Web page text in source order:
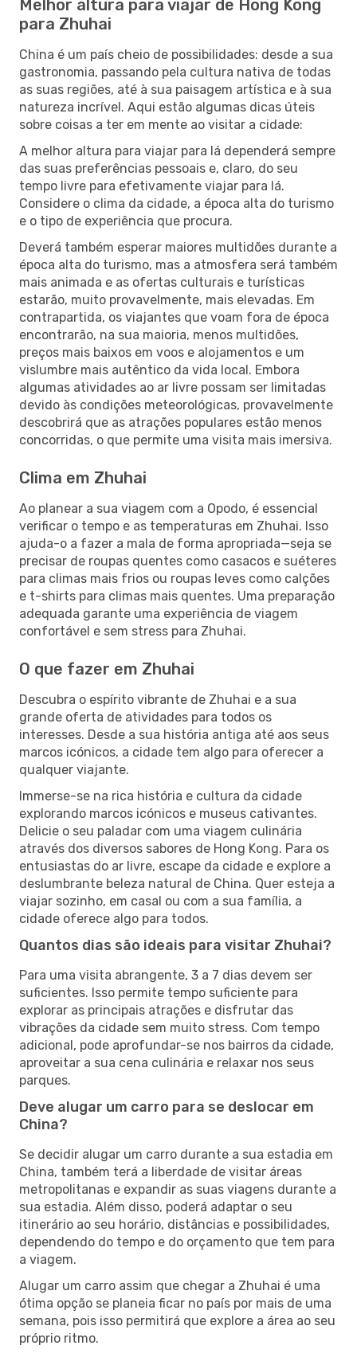
Melhor altura para viajar de Hong Kong
para Zhuhai
China é um país cheio de possibilidades: desde a sua
gastronomia, passando pela cultura nativa de todas
as suas regiões, até à sua paisagem artística e à sua
natureza incrível. Aqui estão algumas dicas úteis
sobre coisas a ter em mente ao visitar a cidade:
A melhor altura para viajar para lá dependerá sempre
das suas preferências pessoais e, claro, do seu
tempo livre para efetivamente viajar para lá.
Considere o clima da cidade, a época alta do turismo
e o tipo de experiência que procura.
Deverá também esperar maiores multidões durante a
época alta do turismo, mas a atmosfera será também
mais animada e as ofertas culturais e turísticas
estarão, muito provavelmente, mais elevadas. Em
contrapartida, os viajantes que voam fora de época
encontrarão, na sua maioria, menos multidões,
preços mais baixos em voos e alojamentos e um
vislumbre mais autêntico da vida local. Embora
algumas atividades ao ar livre possam ser limitadas
devido às condições meteorológicas, provavelmente
descobrirá que as atrações populares estão menos
concorridas, o que permite uma visita mais imersiva.
Clima em Zhuhai
Ao planear a sua viagem com a Opodo, é essencial
verificar o tempo e as temperaturas em Zhuhai. Isso
ajuda-o a fazer a mala de forma apropriada—seja se
precisar de roupas quentes como casacos e suéteres
para climas mais frios ou roupas leves como calções
e t-shirts para climas mais quentes. Uma preparação
adequada garante uma experiência de viagem
confortável e sem stress para Zhuhai.
O que fazer em Zhuhai
Descubra o espírito vibrante de Zhuhai e a sua
grande oferta de atividades para todos os
interesses. Desde a sua história antiga até aos seus
marcos icónicos, a cidade tem algo para oferecer a
qualquer viajante.
Immerse-se na rica história e cultura da cidade
explorando marcos icónicos e museus cativantes.
Delicie o seu paladar com uma viagem culinária
através dos diversos sabores de Hong Kong. Para os
entusiastas do ar livre, escape da cidade e explore a
deslumbrante beleza natural de China. Quer esteja a
viajar sozinho, em casal ou com a sua família, a
cidade oferece algo para todos.
Quantos dias são ideais para visitar Zhuhai?
Para uma visita abrangente, 3 a 7 dias devem ser
suficientes. Isso permite tempo suficiente para
explorar as principais atrações e disfrutar das
vibrações da cidade sem muito stress. Com tempo
adicional, pode aprofundar-se nos bairros da cidade,
aproveitar a sua cena culinária e relaxar nos seus
parques.
Deve alugar um carro para se deslocar em
China?
Se decidir alugar um carro durante a sua estadia em
China, também terá a liberdade de visitar áreas
metropolitanas e expandir as suas viagens durante a
sua estadia. Além disso, poderá adaptar o seu
itinerário ao seu horário, distâncias e possibilidades,
dependendo do tempo e do orçamento que tem para
a viagem.
Alugar um carro assim que chegar a Zhuhai é uma
ótima opção se planeia ficar no país por mais de uma
semana, pois isso permitirá que explore a área ao seu
próprio ritmo.